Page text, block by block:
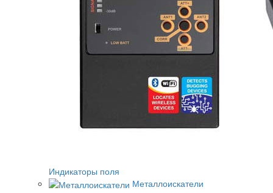
Индикаторы поля
Металлоискатели